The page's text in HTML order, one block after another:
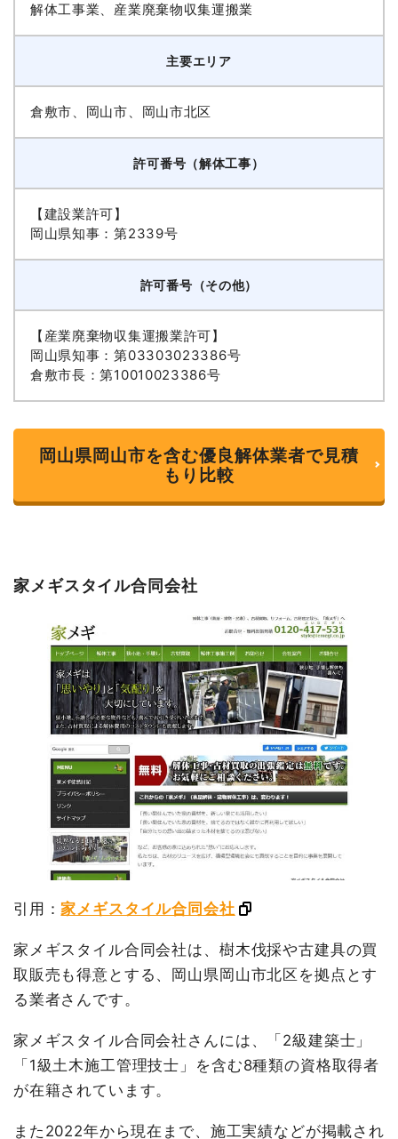
解体工事業、産業廃棄物収集運搬業
主要エリア
倉敷市、岡山市、岡山市北区
許可番号（解体工事）
【建設業許可】
岡山県知事：第2339号
許可番号（その他）
【産業廃棄物収集運搬業許可】
岡山県知事：第03303023386号
倉敷市長：第10010023386号
岡山県岡山市を含む優良解体業者で見積
もり比較
家メギスタイル合同会社
引用：家メギスタイル合同会社
家メギスタイル合同会社は、樹木伐採や古建具の買
取販売も得意とする、岡山県岡山市北区を拠点とす
る業者さんです。
家メギスタイル合同会社さんには、「2級建築士」
「1級土木施工管理技士」を含む8種類の資格取得者
が在籍されています。
また2022年から現在まで、施工実績などが掲載され